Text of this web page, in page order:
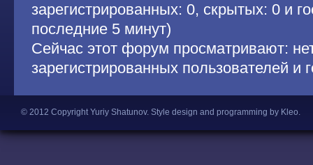
зарегистрированных: 0, скрытых: 0 и
последние 5 минут)
Сейчас этот форум просматривают:
зарегистрированных пользователей и
© 2012 Copyright Yuriy Shatunov. Style design and programming by Kleo.